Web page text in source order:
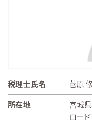
税理士氏名
菅原
所在地
宮城
ロー